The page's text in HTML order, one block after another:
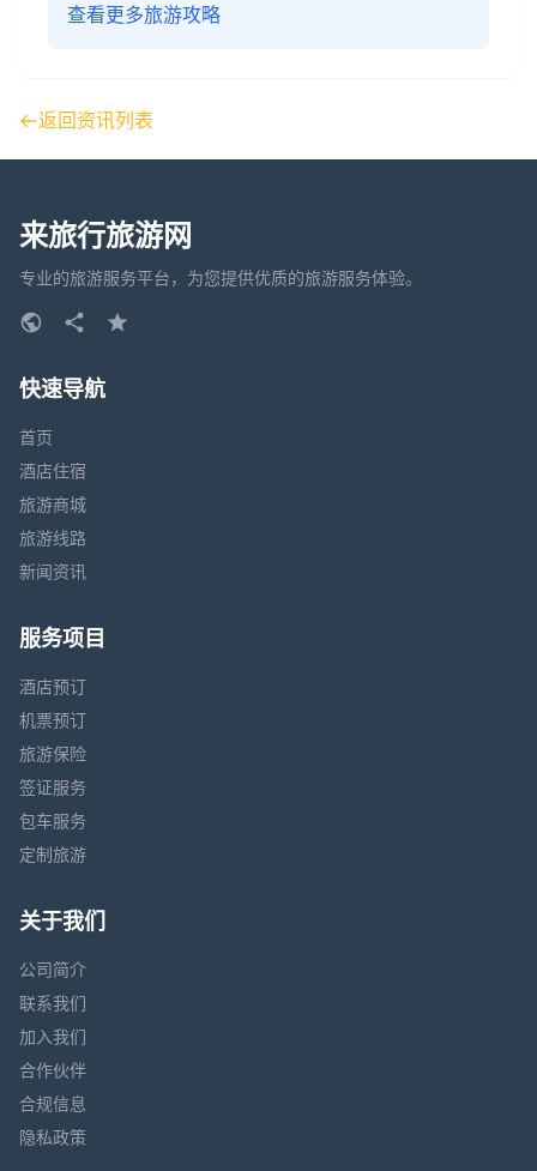
查看更多旅游攻略
返回资讯列表
来旅行旅游网
专业的旅游服务平台，为您提供优质的旅游服务体验。
快速导航
首页
酒店住宿
旅游商城
旅游线路
新闻资讯
服务项目
酒店预订
机票预订
旅游保险
签证服务
包车服务
定制旅游
关于我们
公司简介
联系我们
加入我们
合作伙伴
合规信息
隐私政策